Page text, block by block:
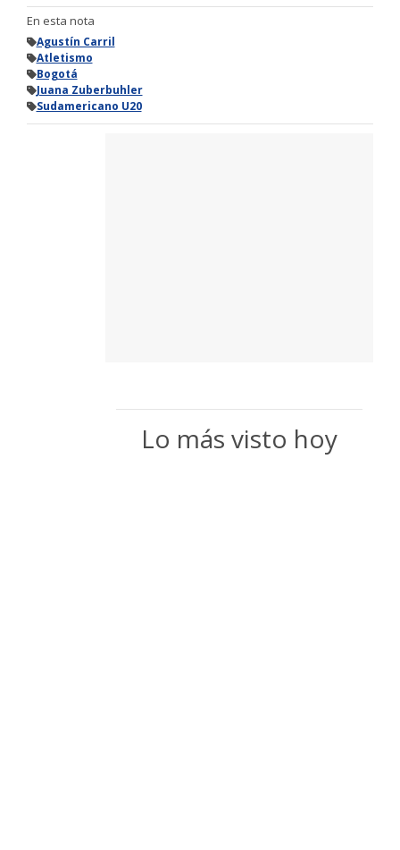
En esta nota
Agustín Carril
Atletismo
Bogotá
Juana Zuberbuhler
Sudamericano U20
Lo más visto hoy